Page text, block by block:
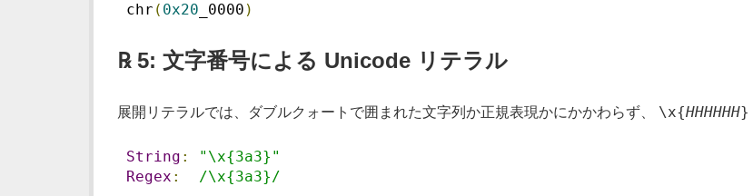
chr ( 0x20 _0000 )
℞ 5: 文字番号による Unicode リテラル
展開リテラルでは、ダブルクォートで囲まれた文字列か正規表現かにかかわらず、 \x{HHHHHH}
String :
"\x{3a3}"
Regex : /\x{3a3}/